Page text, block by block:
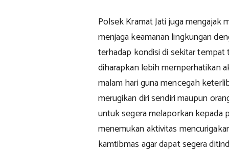
Polsek Kramat Jati juga mengajak
menjaga keamanan lingkungan
terhadap kondisi di sekitar tempat
diharapkan lebih memperhatikan
malam hari guna mencegah
merugikan diri sendiri maupun
untuk segera melaporkan kepada
menemukan aktivitas
kamtibmas agar dapat segera